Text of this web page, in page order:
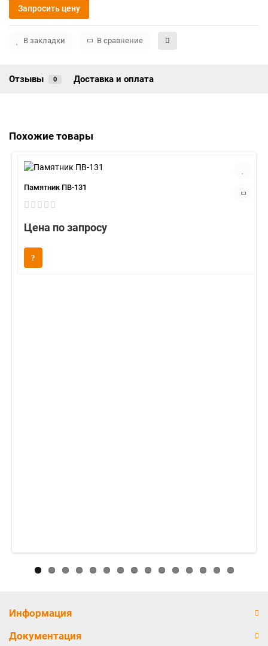
Запросить цену
В закладки В сравнение
Отзывы 0 Доставка и оплата
Похожие товары
Памятник ПВ-131
Цена по запросу
Информация
Документация